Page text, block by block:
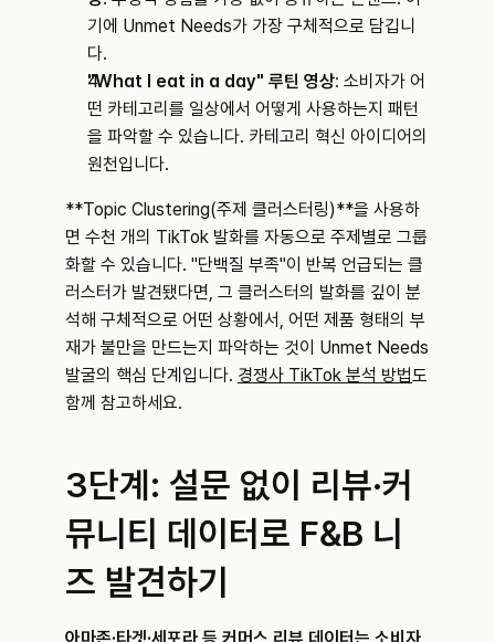
기에 Unmet Needs가 가장 구체적으로 담깁니
다.
"What I eat in a day" 루틴 영상: 소비자가 어
떤 카테고리를 일상에서 어떻게 사용하는지 패턴
을 파악할 수 있습니다. 카테고리 혁신 아이디어의
원천입니다.
**Topic Clustering(주제 클러스터링)**을 사용하
면 수천 개의 TikTok 발화를 자동으로 주제별로 그룹
화할 수 있습니다. "단백질 부족"이 반복 언급되는 클
러스터가 발견됐다면, 그 클러스터의 발화를 깊이 분
석해 구체적으로 어떤 상황에서, 어떤 제품 형태의 부
재가 불만을 만드는지 파악하는 것이 Unmet Needs
발굴의 핵심 단계입니다. 경쟁사 TikTok 분석 방법도
함께 참고하세요.
3단계: 설문 없이 리뷰·커
뮤니티 데이터로 F&B 니
즈 발견하기